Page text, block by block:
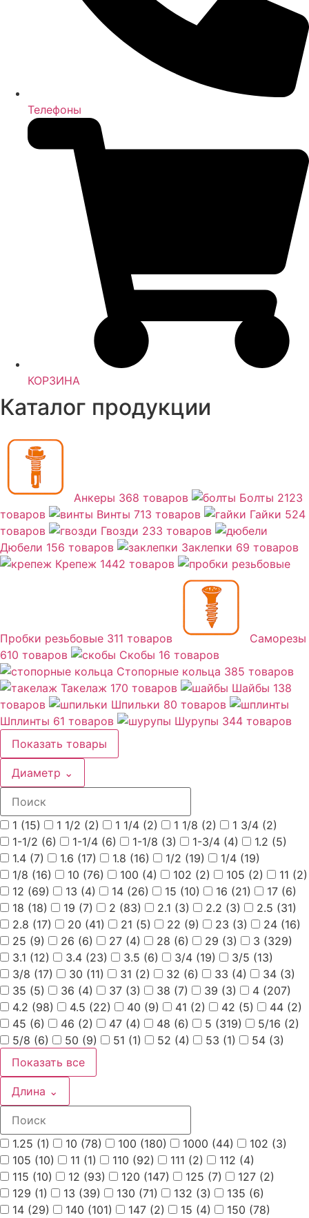
Телефоны
КОРЗИНА
Каталог продукции
Анкеры 368 товаров Болты 2123
товаров
Винты 713 товаров Гайки 524
товаров
Гвозди 233 товаров
Дюбели 156 товаров Заклепки 69 товаров
Крепеж 1442 товаров
Пробки резьбовые 311 товаров
Саморезы
610 товаров
Скобы 16 товаров
Стопорные кольца 385 товаров
Такелаж 170 товаров Шайбы 138
товаров
Шпильки 80 товаров
Шплинты 61 товаров Шурупы 344 товаров
Показать товары
Диаметр ⌄
1 (15) 1 1/2 (2) 1 1/4 (2) 1 1/8 (2) 1 3/4 (2)
1-1/2 (6) 1-1/4 (6) 1-1/8 (3) 1-3/4 (4) 1.2 (5)
1.4 (7) 1.6 (17) 1.8 (16) 1/2 (19) 1/4 (19)
1/8 (16) 10 (76) 100 (4) 102 (2) 105 (2) 11 (2)
12 (69) 13 (4) 14 (26) 15 (10) 16 (21) 17 (6)
18 (18) 19 (7) 2 (83) 2.1 (3) 2.2 (3) 2.5 (31)
2.8 (17) 20 (41) 21 (5) 22 (9) 23 (3) 24 (16)
25 (9) 26 (6) 27 (4) 28 (6) 29 (3) 3 (329)
3.1 (12) 3.4 (23) 3.5 (6) 3/4 (19) 3/5 (13)
3/8 (17) 30 (11) 31 (2) 32 (6) 33 (4) 34 (3)
35 (5) 36 (4) 37 (3) 38 (7) 39 (3) 4 (207)
4.2 (98) 4.5 (22) 40 (9) 41 (2) 42 (5) 44 (2)
45 (6) 46 (2) 47 (4) 48 (6) 5 (319) 5/16 (2)
5/8 (6) 50 (9) 51 (1) 52 (4) 53 (1) 54 (3)
Показать все
Длина ⌄
1.25 (1) 10 (78) 100 (180) 1000 (44) 102 (3)
105 (10) 11 (1) 110 (92) 111 (2) 112 (4)
115 (10) 12 (93) 120 (147) 125 (7) 127 (2)
129 (1) 13 (39) 130 (71) 132 (3) 135 (6)
14 (29) 140 (101) 147 (2) 15 (4) 150 (78)